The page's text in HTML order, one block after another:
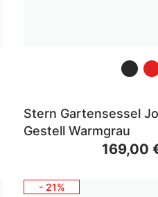
Stern Gartensessel
Gestell Warmgrau
169,00
- 21%